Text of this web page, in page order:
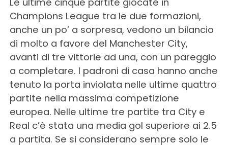
Champions League tra le due formazioni,
anche un po’ a sorpresa, vedono un bilancio
di molto a favore del Manchester City,
avanti di tre vittorie ad una, con un pareggio
a completare. I padroni di casa hanno anche
tenuto la porta inviolata nelle ultime quattro
partite nella massima competizione
europea. Nelle ultime tre partite tra City e
Real c’è stata una media gol superiore ai 2.5
a partita. Se si considerano sempre solo le